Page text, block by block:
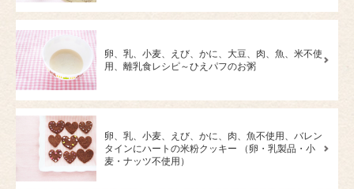
卵、乳、小麦、えび、かに、大豆、肉、魚、米不使
用、離乳食レシピ～ひえパフのお粥
卵、乳、小麦、えび、かに、肉、魚不使用、バレン
タインにハートの米粉クッキー （卵・乳製品・小
麦・ナッツ不使用）